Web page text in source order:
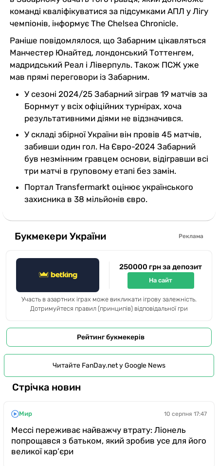
команді кваліфікуватися за підсумками АПЛ у Лігу
чемпіонів, інформує The Chelsea Chronicle.
Раніше повідомлялося, що Забарним цікавляться
Манчестер Юнайтед, лондонський Тоттенгем,
мадридський Реал і Ліверпуль. Також ПСЖ уже
мав прямі переговори із Забарним.
У сезоні 2024/25 Забарний зіграв 19 матчів за
Борнмут у всіх офіційних турнірах, хоча
результативними діями не відзначився.
У складі збірної України він провів 45 матчів,
забивши один гол. На Євро-2024 Забарний
був незмінним гравцем основи, відігравши всі
три матчі в груповому етапі без замін.
Портал Transfermarkt оцінює українського
захисника в 38 мільйонів євро.
Букмекери України Реклама
250000 грн за депозит
На сайт
Участь в азартних іграх може викликати ігрову залежність.
Дотримуйтеся правил (принципів) відповідальної гри
Рейтинг букмекерів
Читайте FanDay.net у Google News
Стрічка новин
Мир 10 серпня 17:47
Мессі переживає найважчу втрату: Ліонель
попрощався з батьком, який зробив усе для його
великої кар’єри